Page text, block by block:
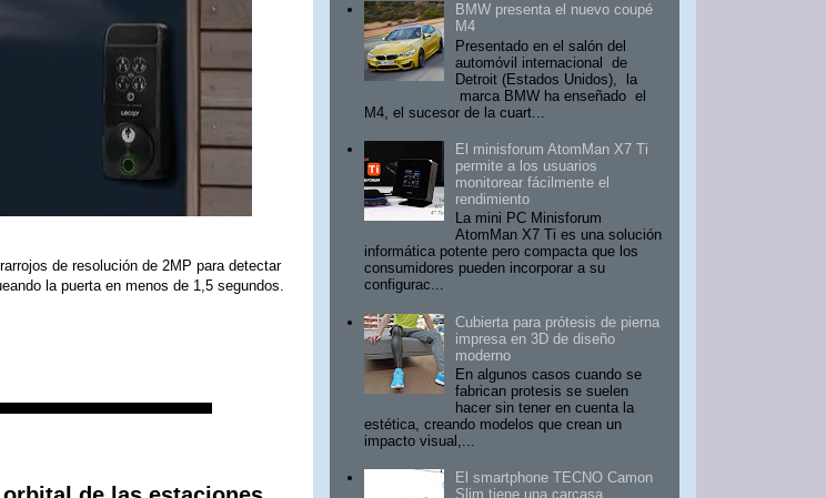
de resolución de 2MP para detectar
la puerta en menos de 1,5 segundos.
BMW presenta el nuevo coupé
M4
Presentado en el salón del
automóvil internacional de
Detroit (Estados Unidos), la
marca BMW ha enseñado el
M4, el sucesor de la cuart...
El minisforum AtomMan X7 Ti
permite a los usuarios
monitorear fácilmente el
rendimiento
La mini PC Minisforum
AtomMan X7 Ti es una solución
informática potente pero compacta que los
consumidores pueden incorporar a su
configurac...
Cubierta para prótesis de pierna
impresa en 3D de diseño
moderno
En algunos casos cuando se
fabrican protesis se suelen
hacer sin tener en cuenta la
estética, creando modelos que crean un
impacto visual,...
El smartphone TECNO Camon
Slim tiene una carcasa